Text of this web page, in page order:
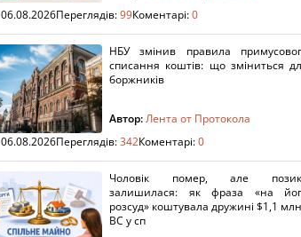
06.08.2026Переглядів:99Коментарі:0
НБУ змінив правила
списання коштів: що зміниться
боржників
Автор:Лента от Протокола
06.08.2026Переглядів:342Коментарі:0
Чоловік помер, але
залишилася: як фраза «на
розсуд» коштувала дружині $1,1
ВС у сп